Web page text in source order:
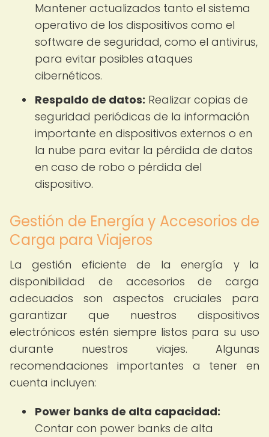
Mantener actualizados tanto el sistema
operativo de los dispositivos como el
software de seguridad, como el antivirus,
para evitar posibles ataques
cibernéticos.
Respaldo de datos: Realizar copias de
seguridad periódicas de la información
importante en dispositivos externos o en
la nube para evitar la pérdida de datos
en caso de robo o pérdida del
dispositivo.
Gestión de Energía y Accesorios de
Carga para Viajeros
La gestión eficiente de la energía y la
disponibilidad de accesorios de carga
adecuados son aspectos cruciales para
garantizar que nuestros dispositivos
electrónicos estén siempre listos para su uso
durante nuestros viajes. Algunas
recomendaciones importantes a tener en
cuenta incluyen:
Power banks de alta capacidad:
Contar con power banks de alta